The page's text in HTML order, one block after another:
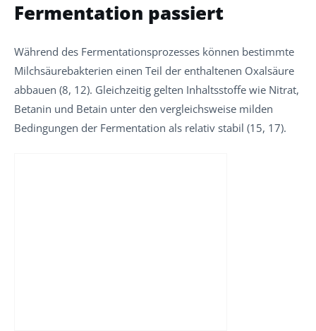
Fermentation passiert
Während des Fermentationsprozesses können bestimmte
Milchsäurebakterien einen Teil der enthaltenen Oxalsäure
abbauen (8, 12). Gleichzeitig gelten Inhaltsstoffe wie Nitrat,
Betanin und Betain unter den vergleichsweise milden
Bedingungen der Fermentation als relativ stabil (15, 17).